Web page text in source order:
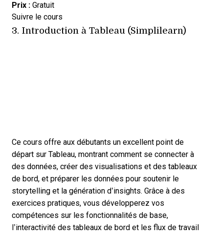
Prix : Gratuit
Suivre le cours
3. Introduction à Tableau (Simplilearn)
Ce cours offre aux débutants un excellent point de
départ sur Tableau, montrant comment se connecter à
des données, créer des visualisations et des tableaux
de bord, et préparer les données pour soutenir le
storytelling et la génération d’insights. Grâce à des
exercices pratiques, vous développerez vos
compétences sur les fonctionnalités de base,
l’interactivité des tableaux de bord et les flux de travail